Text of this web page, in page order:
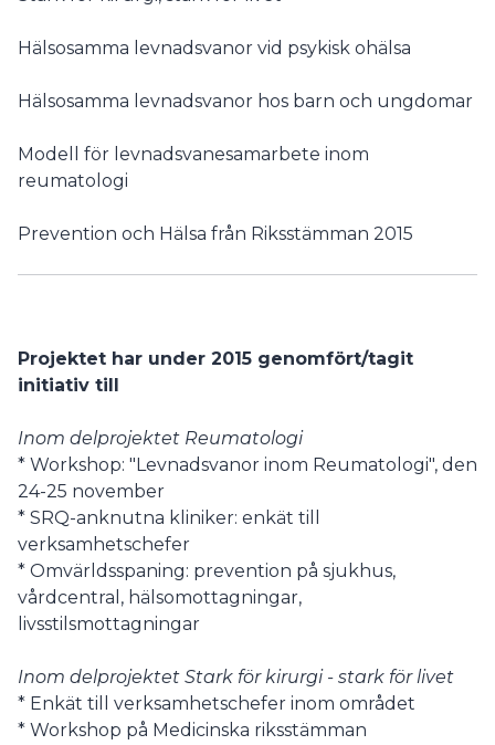
Hälsosamma levnadsvanor vid psykisk ohälsa
Hälsosamma levnadsvanor hos barn och ungdomar
Modell för levnadsvanesamarbete inom
reumatologi
Prevention och Hälsa från Riksstämman 2015
Projektet har under 2015 genomfört/tagit
initiativ till
Inom delprojektet Reumatologi
* Workshop: "Levnadsvanor inom Reumatologi", den
24-25 november
* SRQ-anknutna kliniker: enkät till
verksamhetschefer
* Omvärldsspaning: prevention på sjukhus,
vårdcentral, hälsomottagningar,
livsstilsmottagningar
Inom delprojektet Stark för kirurgi - stark för livet
* Enkät till verksamhetschefer inom området
* Workshop på Medicinska riksstämman